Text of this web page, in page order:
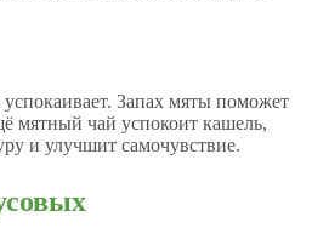
Запах мяты поможет
мятный чай успокоит кашель,
и улучшит самочувствие.